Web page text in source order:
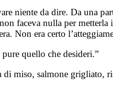
niente da dire. Da una
faceva nulla per
Non era certo
quello che desideri.”
di miso, salmone grigliato,